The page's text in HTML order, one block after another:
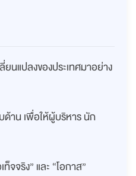
นแปลงของประเทศมาอย่าง
าน เพื่อให้ผู้บริหาร นัก
จจริง” และ “โอกาส”